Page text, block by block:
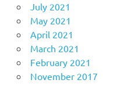
July 2021
May 2021
April 2021
March 2021
February 2021
November 2017